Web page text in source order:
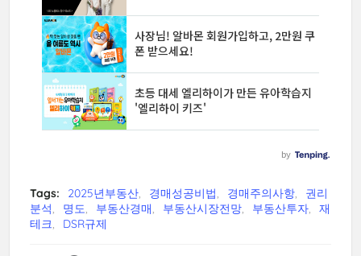
Tags: 2025년부동산 경매성공비법 경매주의사항
권리
분석
명도 부동산경매 부동산시장전망 부동산투자
재
테크
DSR규제